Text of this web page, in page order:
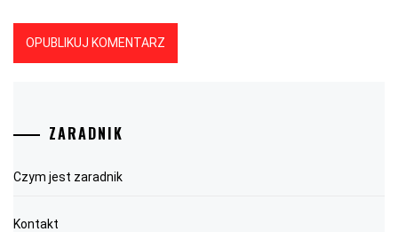
ZARADNIK
Czym jest zaradnik
Kontakt